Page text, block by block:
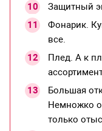
Защитный
Фонарик.
все.
Плед. А к
Большая
Немножко
только